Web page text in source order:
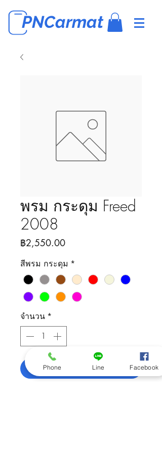
PNCarmat
พรม กระดุม Freed
2008
฿2,550.00ราคา
สีพรม กระดุม *
จำนวน *
เพิ่มลงในรถเข็น
Phone Line Facebook